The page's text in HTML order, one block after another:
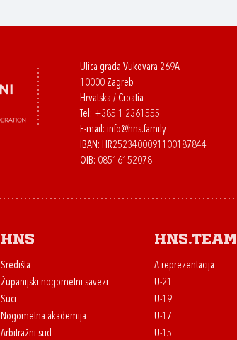
Ulica grada Vukovara 269A
10000 Zagreb
Hrvatska / Croatia
Tel: +385 1 2361555
E-mail: info@hns.family
IBAN: HR2523400091100187844
OIB: 08516152078
HNS
Središta
Županijski nogometni savezi
Suci
Nogometna akademija
Arbitražni sud
HNS.team
A reprezentacija
U-21
U-19
U-17
U-15